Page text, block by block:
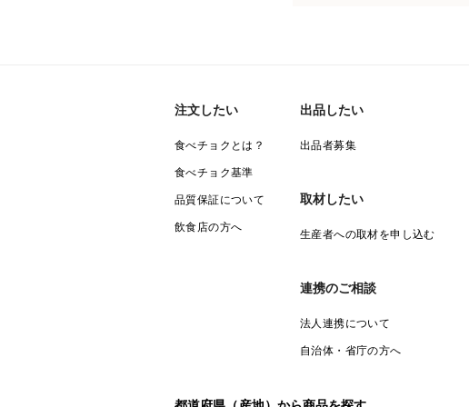
注文したい
食べチョクとは？
食べチョク基準
品質保証について
飲食店の方へ
出品したい
出品者募集
取材したい
生産者への取材を申し込む
連携のご相談
法人連携について
自治体・省庁の方へ